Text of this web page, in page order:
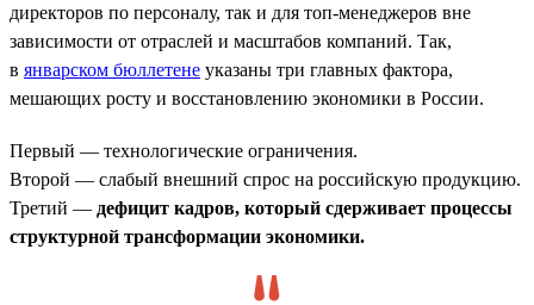
директоров по персоналу, так и для топ-менеджеров вне
зависимости от отраслей и масштабов компаний. Так,
в январском бюллетене указаны три главных фактора,
мешающих росту и восстановлению экономики в России.
Первый — технологические ограничения.
Второй — слабый внешний спрос на российскую продукцию.
Третий — дефицит кадров, который сдерживает процессы
структурной трансформации экономики.